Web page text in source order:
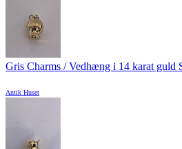
Gris Charms / Vedhæng i 14 karat guld
Antik Huset